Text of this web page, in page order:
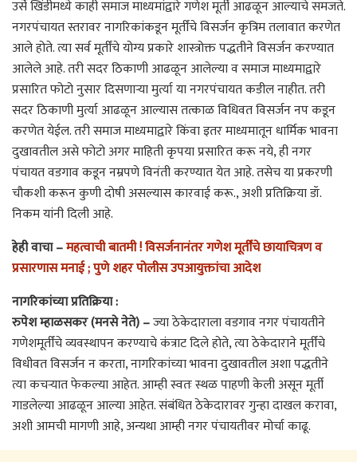
उर्से खिंडीमध्ये काही समाज माध्यमांद्वारे गणेश मूर्ती आढळून आल्याचे समजते.
नगरपंचायत स्तरावर नागरिकांकडून मूर्तींचे विसर्जन कृत्रिम तलावात करणेत
आले होते. त्या सर्व मूर्तींचे योग्य प्रकारे शास्त्रोक्त पद्धतीने विसर्जन करण्यात
आलेले आहे. तरी सदर ठिकाणी आढळून आलेल्या व समाज माध्यमाद्वारे
प्रसारित फोटो नुसार दिसणाऱ्या मुर्त्या या नगरपंचायत कडील नाहीत. तरी
सदर ठिकाणी मुर्त्या आढळून आल्यास तत्काळ विधिवत विसर्जन नप कडून
करणेत येईल. तरी समाज माध्यमाद्वारे किंवा इतर माध्यमातून धार्मिक भावना
दुखावतील असे फोटो अगर माहिती कृपया प्रसारित करू नये, ही नगर
पंचायत वडगाव कडून नम्रपणे विनंती करण्यात येत आहे. तसेच या प्रकरणी
चौकशी करून कुणी दोषी असल्यास कारवाई करू., अशी प्रतिक्रिया डॉ.
निकम यांनी दिली आहे.
हेही वाचा –महत्वाची बातमी ! विसर्जनानंतर गणेश मूर्तींचे छायाचित्रण व
प्रसारणास मनाई ; पुणे शहर पोलीस उपआयुक्तांचा आदेश
नागरिकांच्या प्रतिक्रिया :
रुपेश म्हाळसकर (मनसे नेते) –ज्या ठेकेदाराला वडगाव नगर पंचायतीने
गणेशमूर्तींचे व्यवस्थापन करण्याचे कंत्राट दिले होते, त्या ठेकेदाराने मूर्तींचे
विधीवत विसर्जन न करता, नागरिकांच्या भावना दुखावतील अशा पद्धतीने
त्या कचऱ्यात फेकल्या आहेत. आम्ही स्वतः स्थळ पाहणी केली असून मूर्ती
गाडलेल्या आढळून आल्या आहेत. संबंधित ठेकेदारावर गुन्हा दाखल करावा,
अशी आमची मागणी आहे, अन्यथा आम्ही नगर पंचायतीवर मोर्चा काढू.